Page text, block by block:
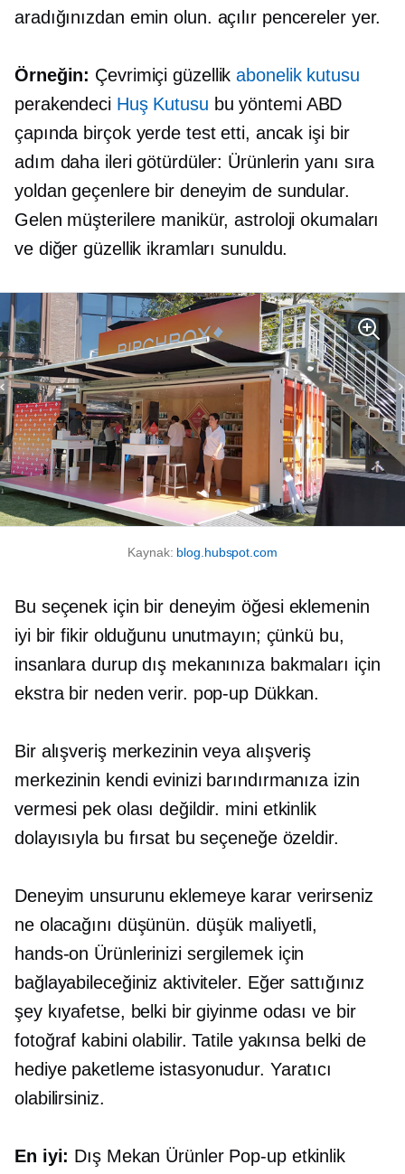
aradığınızdan emin olun. açılır pencereleryer.
Örneğin: Çevrimiçi güzellikabonelik kutusu
perakendeci Huş Kutusu bu yöntemi ABD
çapında birçok yerde test etti, ancak işi bir
adım daha ileri götürdüler: Ürünlerin yanı sıra
yoldan geçenlere bir deneyim de sundular.
Gelen müşterilere manikür, astroloji okumaları
ve diğer güzellik ikramları sunuldu.
Kaynak: blog.hubspot.com
Bu seçenek için bir deneyim öğesi eklemenin
iyi bir fikir olduğunu unutmayın; çünkü bu,
insanlara durup dış mekanınıza bakmaları için
ekstra bir neden verir. pop-up Dükkan.
Bir alışveriş merkezinin veya alışveriş
merkezinin kendi evinizi barındırmanıza izin
vermesi pek olası değildir. mini etkinlik
dolayısıyla bu fırsat bu seçeneğe özeldir.
Deneyim unsurunu eklemeye karar verirseniz
ne olacağını düşünün. düşük maliyetli,
hands-on Ürünlerinizi sergilemek için
bağlayabileceğiniz aktiviteler. Eğer sattığınız
şey kıyafetse, belki bir giyinme odası ve bir
fotoğraf kabini olabilir. Tatile yakınsa belki de
hediye paketleme istasyonudur. Yaratıcı
olabilirsiniz.
En iyi: Dış Mekan Ürünler Pop-upetkinlik